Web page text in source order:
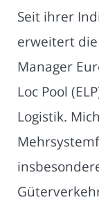
Seit ihrer
erweitert
Manager
Loc Pool
Logistik.